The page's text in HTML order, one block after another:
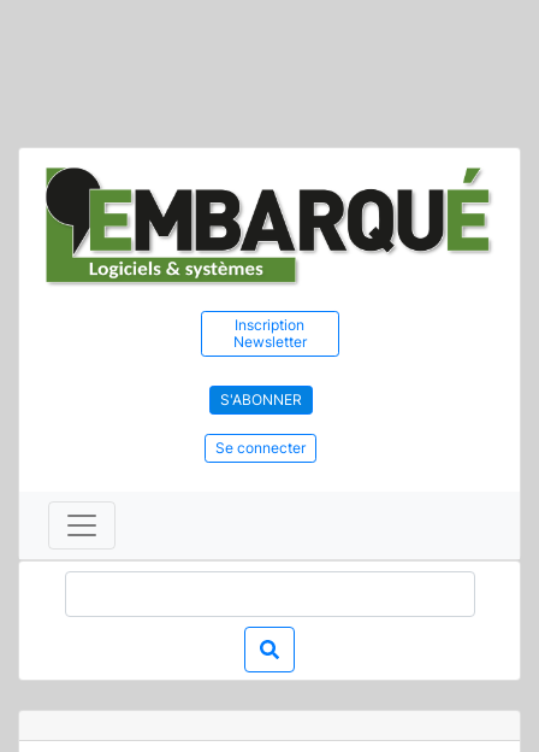
Inscription
Newsletter
S'ABONNER
Se connecter